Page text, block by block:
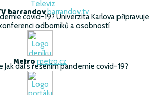
barrandov barrandov.tv
covid-19? Univerzita Karlova připravuje
odborníků a osobností
Metro metro.cz
Jak dál s řešením pandemie covid-19?